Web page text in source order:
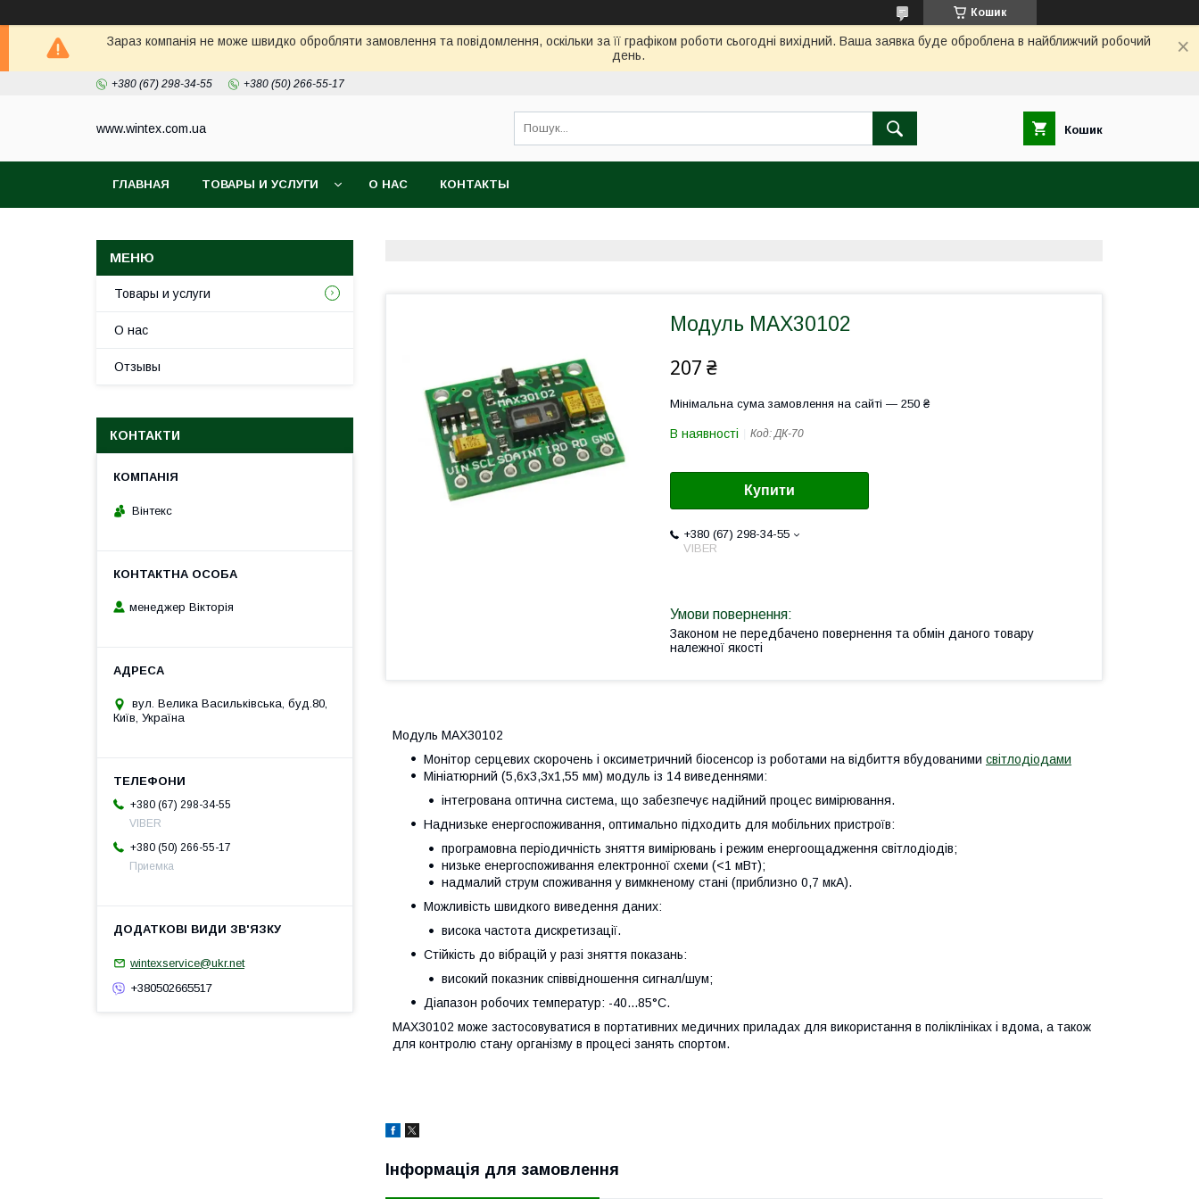
Кошик
Зараз компанія не може швидко обробляти замовлення та повідомлення, оскільки за її графіком роботи сьогодні вихідний. Ваша заявка буде оброблена в найближчий робочий
день.
+380 (67) 298-34-55 +380 (50) 266-55-17
www.wintex.com.ua Кошик
ГЛАВНАЯ ТОВАРЫ И УСЛУГИ О НАС КОНТАКТЫ
Модуль MAX30102
207 ₴
Мінімальна сума замовлення на сайті — 250 ₴
В наявності Код:ДК-70
Купити
+380 (67) 298-34-55
VIBER
Законом не передбачено повернення та обмін даного товару
належної якості
Модуль MAX30102
Монітор серцевих скорочень і оксиметричний біосенсор із роботами на відбиття вбудованими світлодіодами
Мініатюрний (5,6х3,3х1,55 мм) модуль із 14 виведеннями:
інтегрована оптична система, що забезпечує надійний процес вимірювання.
Наднизьке енергоспоживання, оптимально підходить для мобільних пристроїв:
програмовна періодичність зняття вимірювань і режим енергоощадження світлодіодів;
низьке енергоспоживання електронної схеми (<1 мВт);
надмалий струм споживання у вимкненому стані (приблизно 0,7 мкА).
Можливість швидкого виведення даних:
висока частота дискретизації.
Стійкість до вібрацій у разі зняття показань:
високий показник співвідношення сигнал/шум;
Діапазон робочих температур: -40...85°C.
MAX30102 може застосовуватися в портативних медичних приладах для використання в поліклініках і вдома, а також
для контролю стану організму в процесі занять спортом.
Інформація для замовлення
Товары и услуги
О нас
Отзывы
КОНТАКТИ
Вінтекс
менеджер Вікторія
вул. Велика Васильківська, буд.80,
Київ, Україна
+380 (67) 298-34-55
VIBER
+380 (50) 266-55-17
Приемка
wintexservice@ukr.net
+380502665517